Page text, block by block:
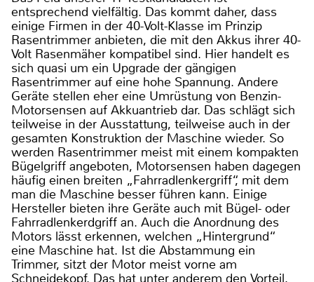
entsprechend vielfältig. Das kommt daher, dass
einige Firmen in der 40-Volt-Klasse im Prinzip
Rasentrimmer anbieten, die mit den Akkus ihrer 40-
Volt Rasenmäher kompatibel sind. Hier handelt es
sich quasi um ein Upgrade der gängigen
Rasentrimmer auf eine hohe Spannung. Andere
Geräte stellen eher eine Umrüstung von Benzin-
Motorsensen auf Akkuantrieb dar. Das schlägt sich
teilweise in der Ausstattung, teilweise auch in der
gesamten Konstruktion der Maschine wieder. So
werden Rasentrimmer meist mit einem kompakten
Bügelgriff angeboten, Motorsensen haben dagegen
häufig einen breiten „Fahrradlenkergriff“, mit dem
man die Maschine besser führen kann. Einige
Hersteller bieten ihre Geräte auch mit Bügel- oder
Fahrradlenkerdgriff an. Auch die Anordnung des
Motors lässt erkennen, welchen „Hintergrund“
eine Maschine hat. Ist die Abstammung ein
Trimmer, sitzt der Motor meist vorne am